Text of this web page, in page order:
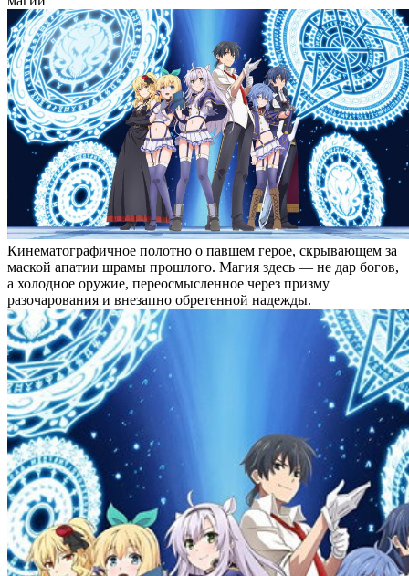
Кинематографичное полотно о павшем герое, скрывающем за
маской апатии шрамы прошлого. Магия здесь — не дар богов,
а холодное оружие, переосмысленное через призму
разочарования и внезапно обретенной надежды.